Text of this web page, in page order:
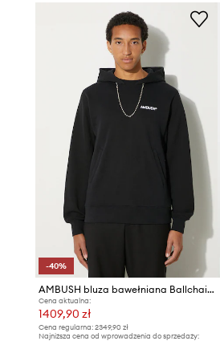
-40%
AMBUSH bluza bawełniana Ballchain
Cena aktualna:
1409,90 zł
Cena regularna: 2349,90 zł
Najniższa cena od wprowadzenia do sprzedaży: